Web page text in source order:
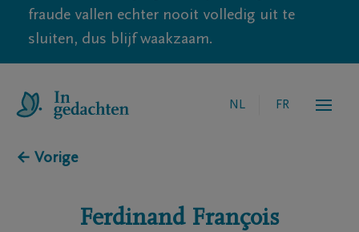
fraude vallen echter nooit volledig uit te
sluiten, dus blijf waakzaam.
NL FR
← Vorige
Ferdinand François